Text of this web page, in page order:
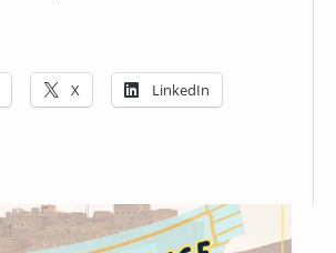
X LinkedIn